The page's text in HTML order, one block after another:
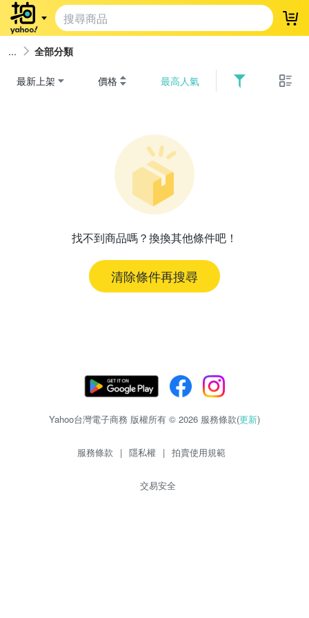
登
全部分類
最新上架 價格 最高人氣
找不到商品嗎？換換其他條件吧！
清除條件再搜尋
Yahoo台灣電子商務 版權所有 © 2026 服務條款(更新)
服務條款 | 隱私權 | 拍賣使用規範
交易安全